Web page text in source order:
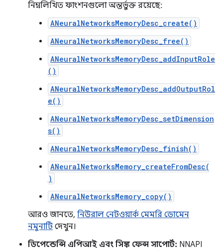
নিম্নলিখিত ফাংশনগুলো অন্তর্ভুক্ত রয়েছে:
ANeuralNetworksMemoryDesc_create()
ANeuralNetworksMemoryDesc_free()
ANeuralNetworksMemoryDesc_addInputRole
()
ANeuralNetworksMemoryDesc_addOutputRol
e()
ANeuralNetworksMemoryDesc_setDimension
s()
ANeuralNetworksMemoryDesc_finish()
ANeuralNetworksMemory_createFromDesc(
)
ANeuralNetworksMemory_copy()
আরও জানতে, নিউরাল নেটওয়ার্ক মেমরি ডোমেন
নমুনাটি দেখুন।
ডিপেন্ডেন্সি এপিআই এবং সিঙ্ক ফেন্স সাপোর্ট: NNAPI